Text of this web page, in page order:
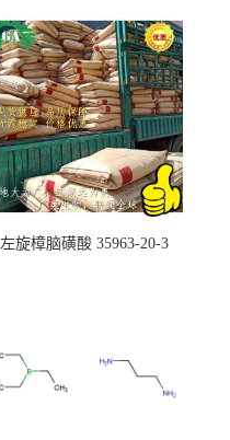
左旋樟脑磺酸 35963-20-3